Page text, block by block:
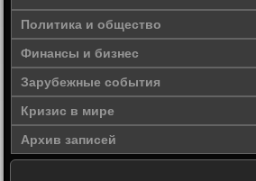
Политика и общество
Финансы и бизнес
Зарубежные события
Кризис в мире
Архив записей